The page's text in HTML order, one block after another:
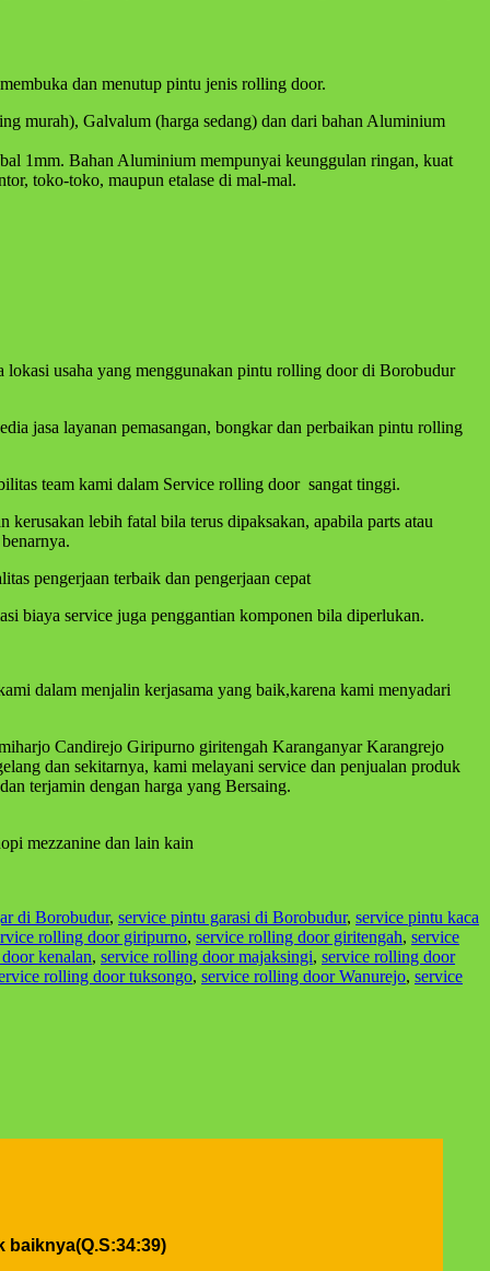
dan menutup pintu jenis rolling door.
murah), Galvalum (harga sedang) dan dari bahan Aluminium
1mm. Bahan Aluminium mempunyai keunggulan ringan, kuat
toko-toko, maupun etalase di mal-mal.
usaha yang menggunakan pintu rolling door di Borobudur
jasa layanan pemasangan, bongkar dan perbaikan pintu rolling
team kami dalam Service rolling door sangat tinggi.
lebih fatal bila terus dipaksakan, apabila parts atau
pengerjaan terbaik dan pengerjaan cepat
biaya service juga penggantian komponen bila diperlukan.
dalam menjalin kerjasama yang baik,karena kami menyadari
Candirejo Giripurno giritengah Karanganyar Karangrejo
dan sekitarnya, kami melayani service dan penjualan produk
terjamin dengan harga yang Bersaing.
mezzanine dan lain kain
di Borobudur, service pintu garasi di Borobudur, service pintu kaca
rolling door giripurno, service rolling door giritengah, service
kenalan, service rolling door majaksingi, service rolling door
rolling door tuksongo, service rolling door Wanurejo, service
baiknya(Q.S:34:39)